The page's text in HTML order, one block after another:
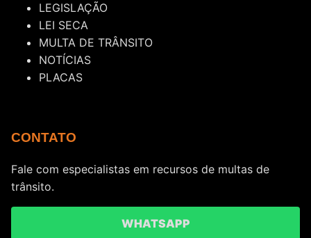
LEGISLAÇÃO
LEI SECA
MULTA DE TRÂNSITO
NOTÍCIAS
PLACAS
CONTATO
Fale com especialistas em recursos de multas de
trânsito.
WHATSAPP